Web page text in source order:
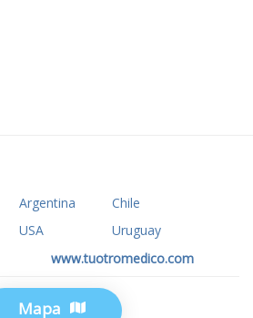
Mapa
Argentina
Chile
USA
Uruguay
www.tuotromedico.com
Privacidad